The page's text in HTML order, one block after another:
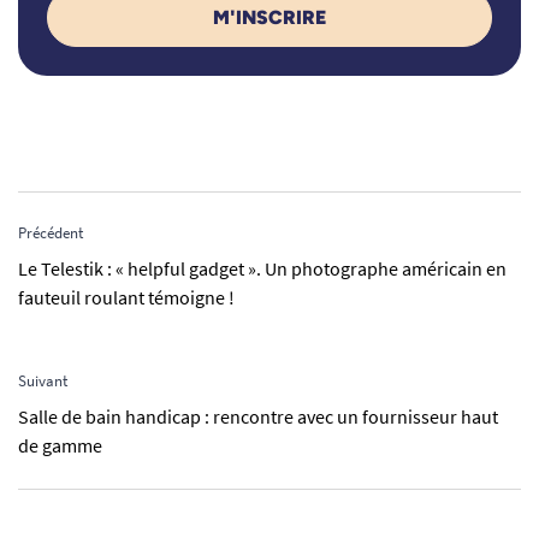
M'INSCRIRE
Précédent
Le Telestik : « helpful gadget ». Un photographe américain en
fauteuil roulant témoigne !
Suivant
Salle de bain handicap : rencontre avec un fournisseur haut
de gamme